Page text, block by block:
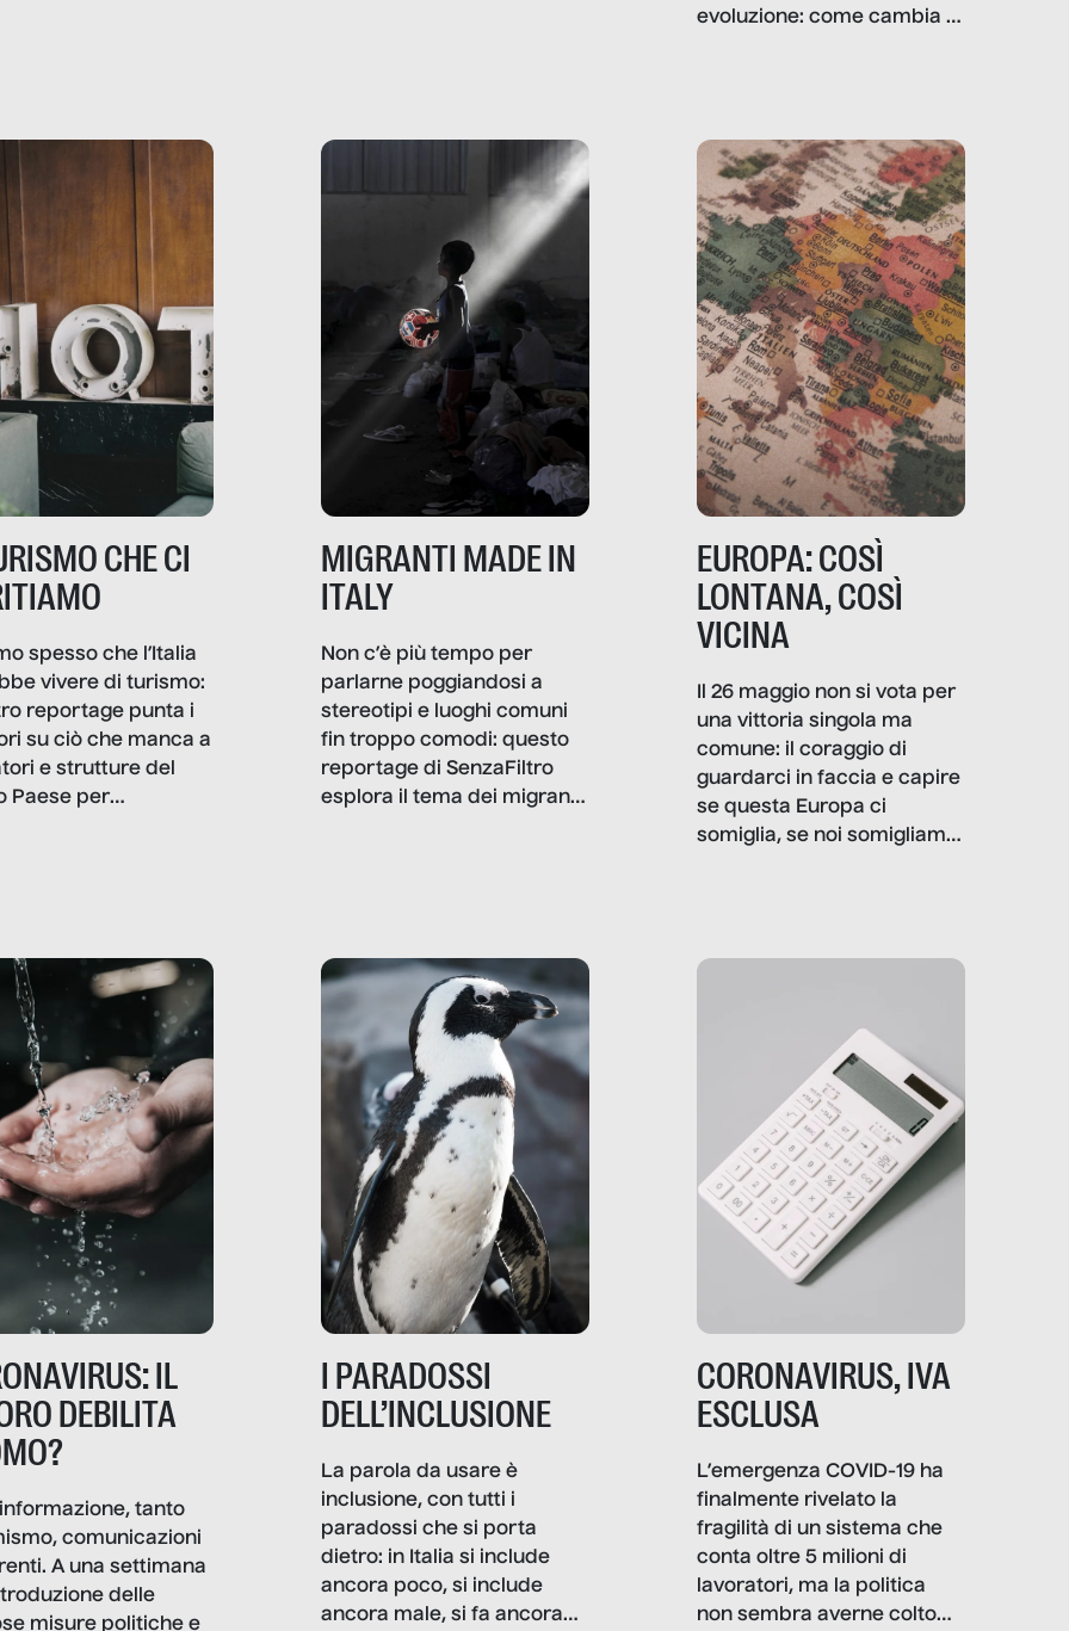
la sanità, la ristorazione,
la scuola, le fabbriche,
amministrazione, l’edilizia,
evoluzione: come cambia il
CHE CI
spesso che l’Italia
vivere di turismo:
reportage punta i
su ciò che manca a
e strutture del
Paese per
MIGRANTI MADE IN
ITALY
Non c’è più tempo per
parlarne poggiandosi a
stereotipi e luoghi comuni
fin troppo comodi: questo
reportage di SenzaFiltro
esplora il tema dei migranti
ripensano.
EUROPA: COSÌ
LONTANA, COSÌ
VICINA
Il 26 maggio non si vota per
una vittoria singola ma
comune: il coraggio di
guardarci in faccia e capire
se questa Europa ci
somiglia, se noi somigliamo
comunica, quanto vale […]
IL
DEBILITA
tanto
comunicazioni
A una settimana
delle
misure politiche e
I PARADOSSI
DELL’INCLUSIONE
La parola da usare è
inclusione, con tutti i
paradossi che si porta
dietro: in Italia si include
ancora poco, si include
ancora male, si fa ancora
CORONAVIRUS, IVA
ESCLUSA
L’emergenza COVID-19 ha
finalmente rivelato la
fragilità di un sistema che
conta oltre 5 milioni di
lavoratori, ma la politica
non sembra averne colto